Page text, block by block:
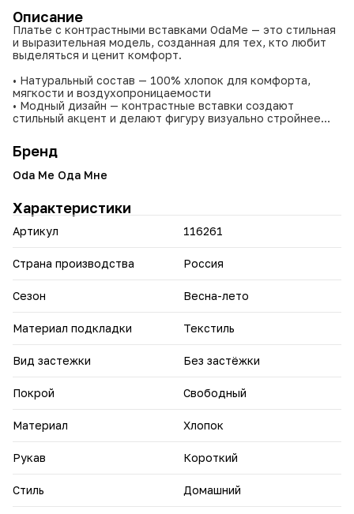
Описание
Платье с контрастными вставками OdaMe — это стильная
и выразительная модель, созданная для тех, кто любит
выделяться и ценит комфорт.
• Натуральный состав — 100% хлопок для комфорта,
мягкости и воздухопроницаемости
• Модный дизайн — контрастные вставки создают
стильный акцент и делают фигуру визуально стройнее
для разных типов фигуры
• Глубокая цветовая гамма — индиго и изумрудный
• Максимальная размерная сетка — от 48 до 70
встреч с друзьями и особых случаев. Сочетается с
босоножками, балетками, кедами и аксессуарами.
Бренд
Oda Me Ода Мне
Характеристики
Артикул 116261
Страна производства Россия
Сезон Весна-лето
Материал подкладки Текстиль
Вид застежки Без застёжки
Покрой Свободный
Материал Хлопок
Рукав Короткий
Стиль Домашний